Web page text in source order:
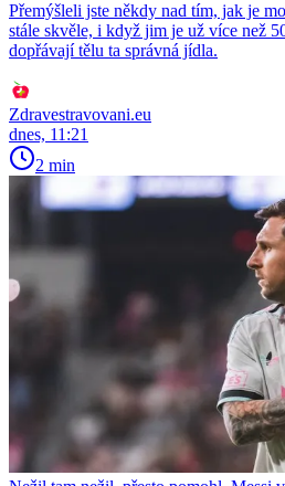
Přemýšleli jste někdy nad tím, jak je
stále skvěle, i když jim je už více než
dopřávají tělu ta správná jídla.
Zdravestravovani.eu
dnes, 11:21
2 min